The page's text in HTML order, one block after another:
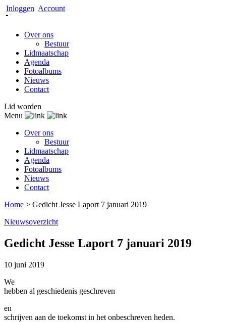
Inloggen Account
Over ons
Bestuur
Lidmaatschap
Agenda
Fotoalbums
Nieuws
Contact
Lid worden
Menu
Over ons
Bestuur
Lidmaatschap
Agenda
Fotoalbums
Nieuws
Contact
Home > Gedicht Jesse Laport 7 januari 2019
Nieuwsoverzicht
Gedicht Jesse Laport 7 januari 2019
10 juni 2019
We
hebben al geschiedenis geschreven
en
schrijven aan de toekomst in het onbeschreven heden.